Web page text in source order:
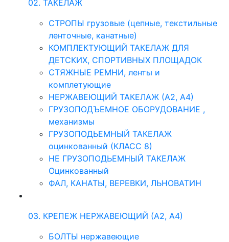
02. ТАКЕЛАЖ
СТРОПЫ грузовые (цепные, текстильные
ленточные, канатные)
КОМПЛЕКТУЮЩИЙ ТАКЕЛАЖ ДЛЯ
ДЕТСКИХ, СПОРТИВНЫХ ПЛОЩАДОК
СТЯЖНЫЕ РЕМНИ, ленты и
комплетующие
НЕРЖАВЕЮЩИЙ ТАКЕЛАЖ (А2, А4)
ГРУЗОПОДЪЕМНОЕ ОБОРУДОВАНИЕ ,
механизмы
ГРУЗОПОДЬЕМНЫЙ ТАКЕЛАЖ
оцинкованный (КЛАСС 8)
НЕ ГРУЗОПОДЬЕМНЫЙ ТАКЕЛАЖ
Оцинкованный
ФАЛ, КАНАТЫ, ВЕРЕВКИ, ЛЬНОВАТИН
03. КРЕПЕЖ НЕРЖАВЕЮЩИЙ (А2, А4)
БОЛТЫ нержавеющие